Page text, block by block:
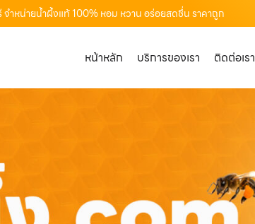
จำหน่ายน้ำผึ้งแท้ 100% หอม หวาน อร่อยสดชื่น ราคาถูก
หน้าหลัก บริการของเรา ติดต่อเรา